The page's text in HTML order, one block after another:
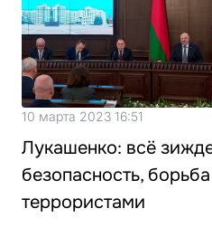
10 марта 2023 16:51
Лукашенко: всё
безопасность,
террористами